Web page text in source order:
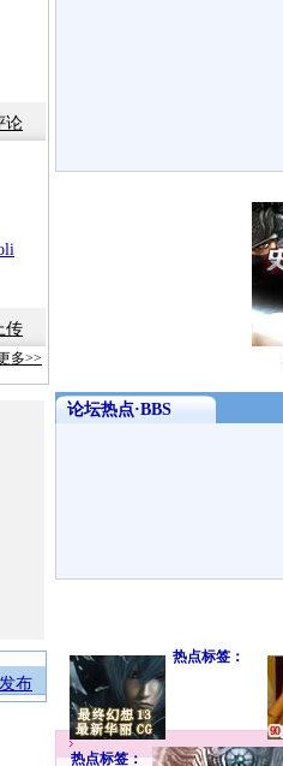
论
传
多>>
布
热点标签：
热点标签：
论坛热点·BBS